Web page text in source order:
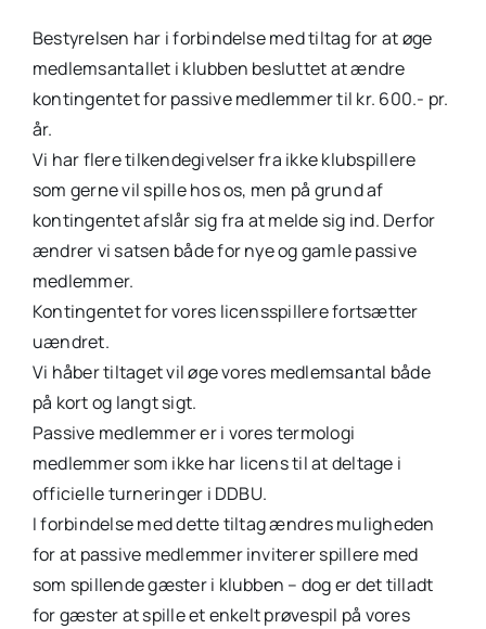
Bestyrelsen har i forbindelse med tiltag for at øge
medlemsantallet i klubben besluttet at ændre
kontingentet for passive medlemmer til kr. 600.- pr.
år.
Vi har flere tilkendegivelser fra ikke klubspillere
som gerne vil spille hos os, men på grund af
kontingentet afslår sig fra at melde sig ind. Derfor
ændrer vi satsen både for nye og gamle passive
medlemmer.
Kontingentet for vores licensspillere fortsætter
uændret.
Vi håber tiltaget vil øge vores medlemsantal både
på kort og langt sigt.
Passive medlemmer er i vores termologi
medlemmer som ikke har licens til at deltage i
officielle turneringer i DDBU.
I forbindelse med dette tiltag ændres muligheden
for at passive medlemmer inviterer spillere med
som spillende gæster i klubben – dog er det tilladt
for gæster at spille et enkelt prøvespil på vores